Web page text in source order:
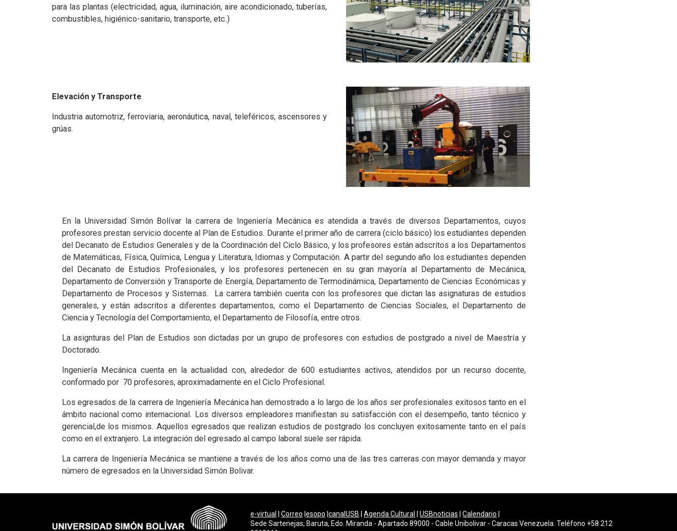
para las plantas (electricidad, agua, iluminación, aire acondicionado, tuberías,
combustibles, higiénico-sanitario, transporte, etc.)
Elevación y Transporte
Industria automotriz, ferroviaria, aeronáutica, naval, teleféricos, ascensores y
grúas.
En la Universidad Simón Bolívar la carrera de Ingeniería Mecánica es atendida a través de diversos Departamentos, cuyos
profesores prestan servicio docente al Plan de Estudios. Durante el primer año de carrera (ciclo básico) los estudiantes dependen
del Decanato de Estudios Generales y de la Coordinación del Ciclo Básico, y los profesores están adscritos a los Departamentos
de Matemáticas, Física, Química, Lengua y Literatura, Idiomas y Computación. A partir del segundo año los estudiantes dependen
del Decanato de Estudios Profesionales, y los profesores pertenecen en su gran mayoría al Departamento de Mecánica,
Departamento de Conversión y Transporte de Energía, Departamento de Termodinámica, Departamento de Ciencias Económicas y
Departamento de Procesos y Sistemas. La carrera también cuenta con los profesores que dictan las asignaturas de estudios
generales, y están adscritos a diferentes departamentos, como el Departamento de Ciencias Sociales, el Departamento de
Ciencia y Tecnología del Comportamiento, el Departamento de Filosofía, entre otros.
La asignturas del Plan de Estudios son dictadas por un grupo de profesores con estudios de postgrado a nivel de Maestría y
Doctorado.
Ingeniería Mecánica cuenta en la actualidad con, alrededor de 600 estudiantes activos, atendidos por un recurso docente,
conformado por 70 profesores, aproximadamente en el Ciclo Profesional.
Los egresados de la carrera de Ingeniería Mecánica han demostrado a lo largo de los años ser profesionales exitosos tanto en el
ámbito nacional como internacional. Los diversos empleadores manifiestan su satisfacción con el desempeño, tanto técnico y
gerencial,de los mismos. Aquellos egresados que realizan estudios de postgrado los concluyen exitosamente tanto en el país
como en el extranjero. La integración del egresado al campo laboral suele ser rápida.
La carrera de Ingeniería Mecánica se mantiene a través de los años como una de las tres carreras con mayor demanda y mayor
número de egresados en la Universidad Simón Bolivar.
e-virtual |Correo |esopo |canalUSB |Agenda Cultural |USBnoticias |Calendario
Sede Sartenejas, Baruta, Edo. Miranda - Apartado 89000 - Cable Unibolivar - Caracas Venezuela. Teléfono +58 212